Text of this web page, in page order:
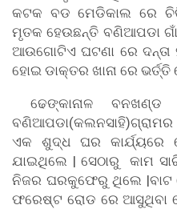
କଟକ ବଡ ମେଡିକାଲ ରେ
ମୃତକ ହେଉଛନ୍ତି ବଣିଆପଡା
ଆଉଗୋଟିଏ ଘଟଣା ରେ ଦନ୍ତା
ହୋଇ ଡାକ୍ତର ଖାନା ରେ
ଢେଙ୍କାନାଳ ବନଖଣ୍ଡ
ଏକ ଶୁଦ୍ଧ ଘର କାର୍ଯ୍ୟରେ
ଯାଇଥିଲେ | ସେଠାରୁ କାମ
ନିଜର ଘରକୁଫେରୁ ଥିଲେ |ବାଟ
ଫରେଷ୍ଟ ରୋଡ ରେ ଆସୁଥିବା